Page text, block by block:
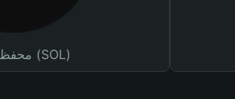
محفظة سولانا (SOL)